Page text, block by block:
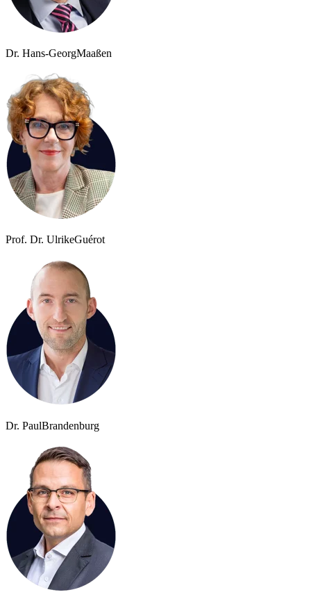
Dr. Hans-GeorgMaaßen
Prof. Dr. UlrikeGuérot
Dr. PaulBrandenburg